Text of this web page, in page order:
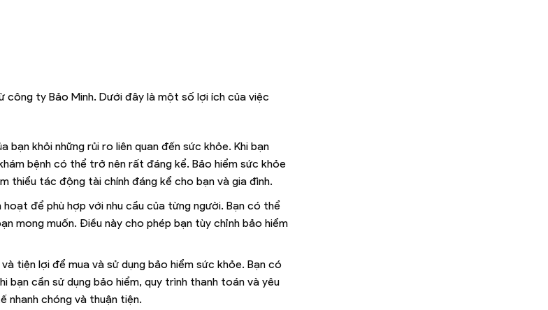
ty Bảo Minh. Dưới đây là một số lợi ích của việc
khỏi những rủi ro liên quan đến sức khỏe. Khi bạn
bệnh có thể trở nên rất đáng kể. Bảo hiểm sức khỏe
thiểu tác động tài chính đáng kể cho bạn và gia đình.
để phù hợp với nhu cầu của từng người. Bạn có thể
mong muốn. Điều này cho phép bạn tùy chỉnh bảo hiểm
tiện lợi để mua và sử dụng bảo hiểm sức khỏe. Bạn có
bạn cần sử dụng bảo hiểm, quy trình thanh toán và yêu
nhanh chóng và thuận tiện.